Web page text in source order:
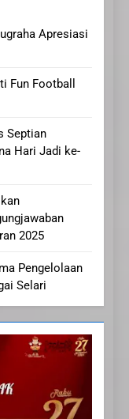
Apresiasi
Fun Football
Septian
Hari Jadi ke-
2025
Pengelolaan
Selari